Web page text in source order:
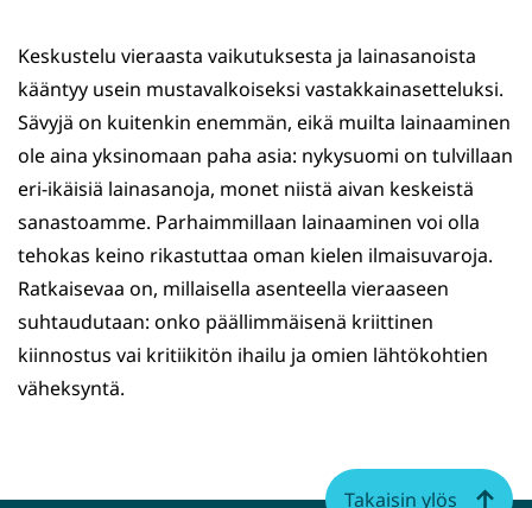
Keskustelu vieraasta vaikutuksesta ja lainasanoista
kääntyy usein mustavalkoiseksi vastakkainasetteluksi.
Sävyjä on kuitenkin enemmän, eikä muilta lainaaminen
ole aina yksinomaan paha asia: nykysuomi on tulvillaan
eri-ikäisiä lainasanoja, monet niistä aivan keskeistä
sanastoamme. Parhaimmillaan lainaaminen voi olla
tehokas keino rikastuttaa oman kielen ilmaisuvaroja.
Ratkaisevaa on, millaisella asenteella vieraaseen
suhtaudutaan: onko päällimmäisenä kriittinen
kiinnostus vai kritiikitön ihailu ja omien lähtökohtien
väheksyntä.
Takaisin ylös